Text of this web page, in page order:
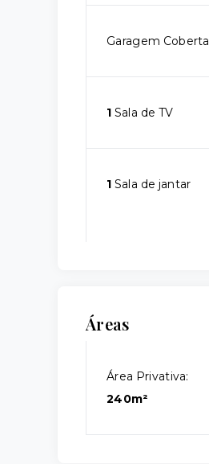
Garagem Coberta
1 Sala de TV
1 Sala de jantar
Áreas
Área Privativa:
240m²